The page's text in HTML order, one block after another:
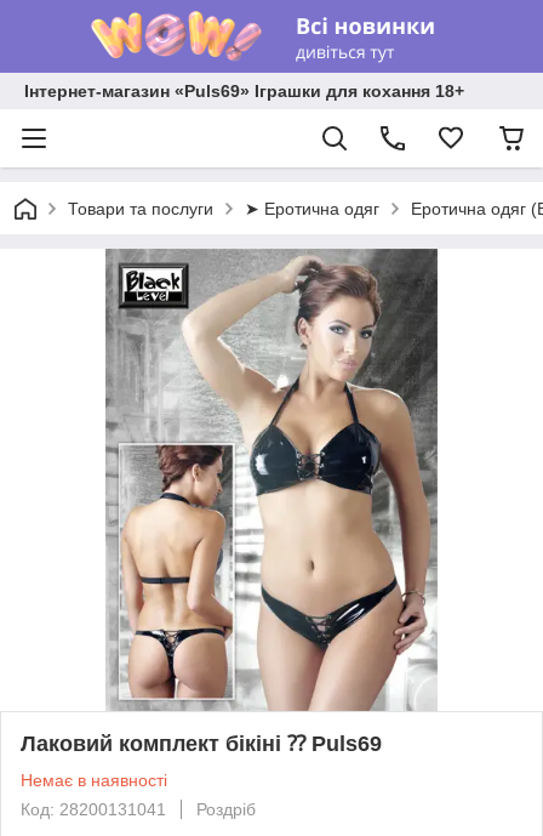
Інтернет-магазин «Puls69» Іграшки для кохання 18+
Товари та послуги ➤ Еротична одяг Еротична одяг
Лаковий комплект бікіні ⁇ Puls69
Немає в наявності
Код: 28200131041
Роздріб